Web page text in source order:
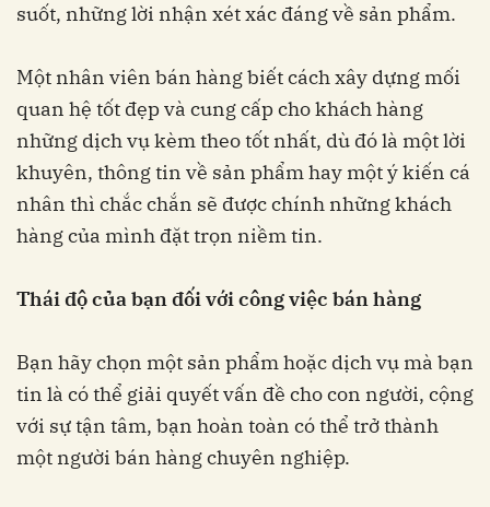
suốt, những lời nhận xét xác đáng về sản phẩm.
Một nhân viên bán hàng biết cách xây dựng mối
quan hệ tốt đẹp và cung cấp cho khách hàng
những dịch vụ kèm theo tốt nhất, dù đó là một lời
khuyên, thông tin về sản phẩm hay một ý kiến cá
nhân thì chắc chắn sẽ được chính những khách
hàng của mình đặt trọn niềm tin.
Thái độ của bạn đối với công việc bán hàng
Bạn hãy chọn một sản phẩm hoặc dịch vụ mà bạn
tin là có thể giải quyết vấn đề cho con người, cộng
với sự tận tâm, bạn hoàn toàn có thể trở thành
một người bán hàng chuyên nghiệp.